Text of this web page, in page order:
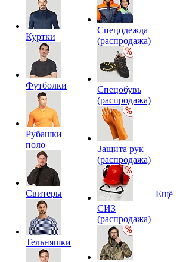
Куртки
Футболки
Рубашки
поло
Свитеры
Тельняшки
Спецодежда
(распродажа)
Спецобувь
(распродажа)
Защита рук
(распродажа)
СИЗ
(распродажа)
Ещё